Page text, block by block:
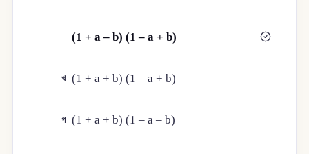
(1 + a – b) (1 – a + b)
খ (1 + a + b) (1 – a + b)
গ (1 + a + b) (1 – a – b)